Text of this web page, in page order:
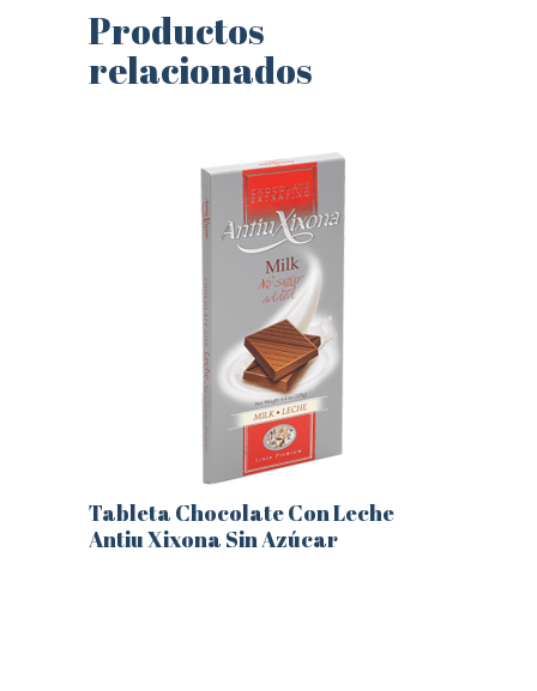
Productos
relacionados
Tableta Chocolate Con Leche
Antiu Xixona Sin Azúcar